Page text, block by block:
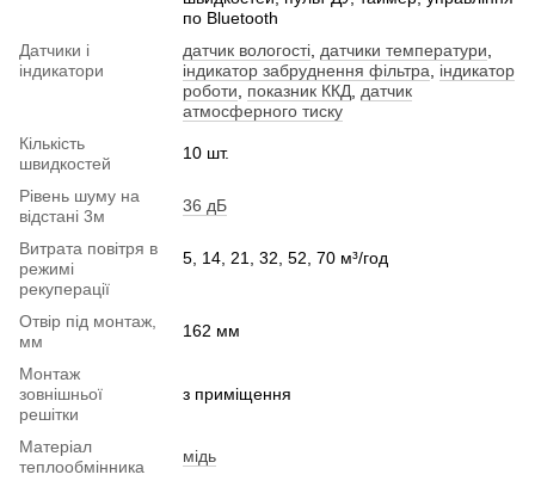
по Bluetooth
Датчики і
індикатори
датчик вологості датчики температури
індикатор забруднення фільтра
індикатор
роботи
показник ККД
датчик
атмосферного тиску
Кількість
швидкостей
10 шт.
Рівень шуму на
відстані 3м
36 дБ
Витрата повітря в
режимі
рекуперації
5, 14, 21, 32, 52, 70 м³/год
Отвір під монтаж,
мм
162 мм
Монтаж
зовнішньої
решітки
з приміщення
Матеріал
теплообмінника
мідь